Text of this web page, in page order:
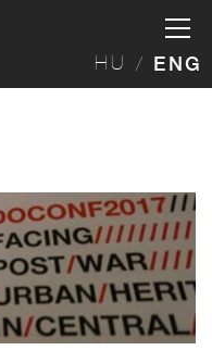
HU ENG